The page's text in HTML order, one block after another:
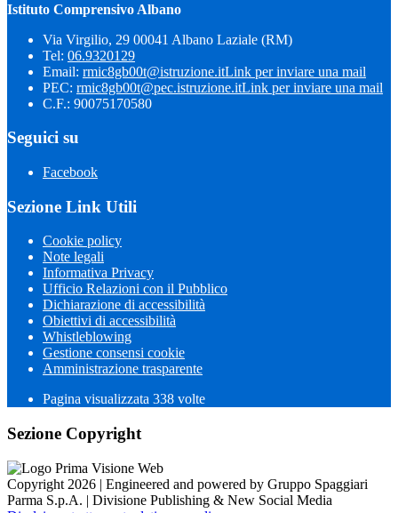
Istituto Comprensivo Albano
Via Virgilio, 29 00041 Albano Laziale (RM)
Tel: 06.9320129
Email: rmic8gb00t@istruzione.itLink per inviare una mail
PEC: rmic8gb00t@pec.istruzione.itLink per inviare una mail
C.F.: 90075170580
Seguici su
Facebook
Sezione Link Utili
Cookie policy
Note legali
Informativa Privacy
Ufficio Relazioni con il Pubblico
Dichiarazione di accessibilità
Obiettivi di accessibilità
Whistleblowing
Gestione consensi cookie
Amministrazione trasparente
Pagina visualizzata 338 volte
Sezione Copyright
Copyright 2026 | Engineered and powered by Gruppo Spaggiari
Parma S.p.A. | Divisione Publishing & New Social Media